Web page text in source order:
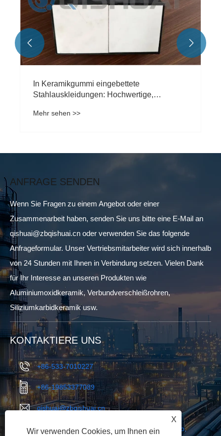
 
ANFRAGE SENDEN
Wenn Sie Fragen zu einem Angebot oder einer
Zusammenarbeit haben, senden Sie uns bitte eine E-Mail an
qishuai@zbqishuai.cn oder verwenden Sie das folgende
Anfrageformular. Unser Vertriebsmitarbeiter wird sich innerhalb
von 24 Stunden mit Ihnen in Verbindung setzen. Vielen Dank
für Ihr Interesse an unseren Produkten wie
Aluminiumoxidkeramik, Verbundverschleißrohren,
Siliziumkarbidkeramik usw.
KONTAKTIERE UNS
+86-533-7010227
+86-19853377089
qishuai@zbqishuai.cn
Phoenix Industrial Park, Bezirk Linzi, Stadt Zibo,
X
Wir verwenden Cookies, um Ihnen ein